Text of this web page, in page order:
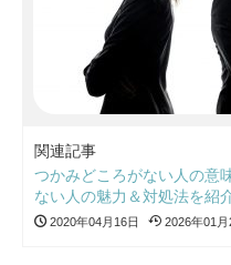
関連記事
つかみどころがない人の意
ない人の魅力＆対処法を紹
2020年04月16日 2026年01月